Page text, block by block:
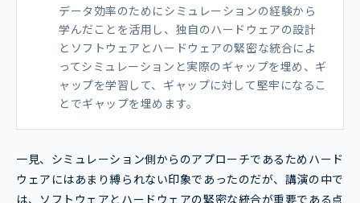
データ効率のためにシミュレーションの経験から
学んだことを活用し、独自のハードウェアの設計
とソフトウェアとハードウェアの緊密な統合によ
ってシミュレーションと実際のギャップを埋め、ギ
ャップを学習して、ギャップに対して堅牢になるこ
とでギャップを埋めます。
一見、シミュレーション側からのアプローチであるためハード
ウェアにはあまり縛られない印象であったのだが、講演の中で
は、ソフトウェアとハードウェアの緊密な統合が重要である点